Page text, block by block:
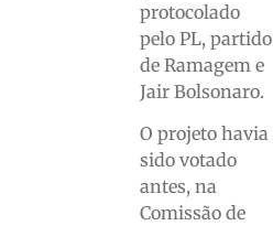
protocolado
pelo PL, partido
de Ramagem e
Jair Bolsonaro.
O projeto havia
sido votado
antes, na
Comissão de